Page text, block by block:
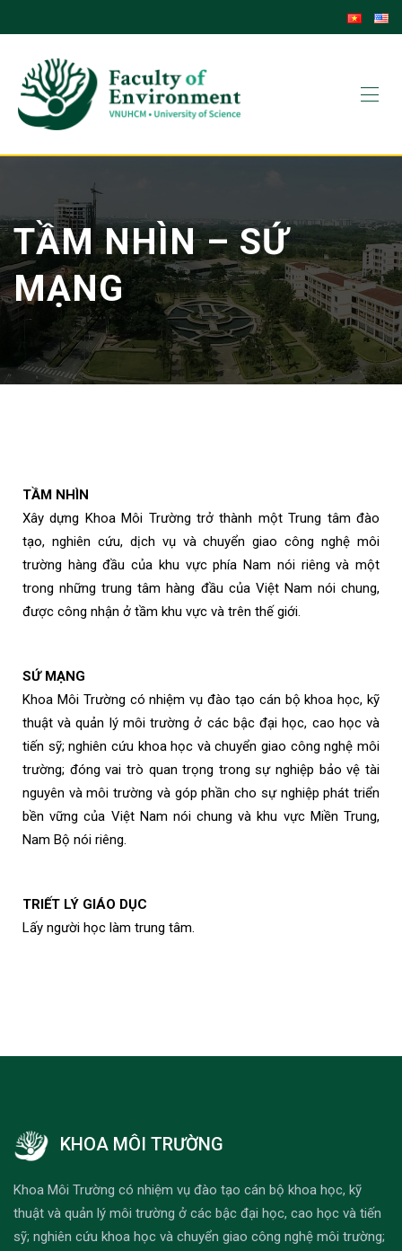
TẦM NHÌN – SỨ
MẠNG
TẦM NHÌN
Xây dựng Khoa Môi Trường trở thành một Trung tâm đào
tạo, nghiên cứu, dịch vụ và chuyển giao công nghệ môi
trường hàng đầu của khu vực phía Nam nói riêng và một
trong những trung tâm hàng đầu của Việt Nam nói chung,
được công nhận ở tầm khu vực và trên thế giới.
SỨ MẠNG
Khoa Môi Trường có nhiệm vụ đào tạo cán bộ khoa học, kỹ
thuật và quản lý môi trường ở các bậc đại học, cao học và
tiến sỹ; nghiên cứu khoa học và chuyển giao công nghệ môi
trường; đóng vai trò quan trọng trong sự nghiệp bảo vệ tài
nguyên và môi trường và góp phần cho sự nghiệp phát triển
bền vững của Việt Nam nói chung và khu vực Miền Trung,
Nam Bộ nói riêng.
TRIẾT LÝ GIÁO DỤC
Lấy người học làm trung tâm.
KHOA MÔI TRƯỜNG
Khoa Môi Trường có nhiệm vụ đào tạo cán bộ khoa học, kỹ
thuật và quản lý môi trường ở các bậc đại học, cao học và tiến
sỹ; nghiên cứu khoa học và chuyển giao công nghệ môi trường;